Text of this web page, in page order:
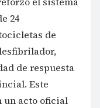
24
de
de respuesta
Este
un acto oficial